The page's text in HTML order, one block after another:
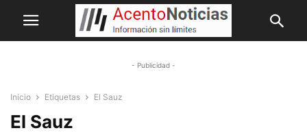
- Publicidad -
Inicio Etiquetas El Sauz
El Sauz